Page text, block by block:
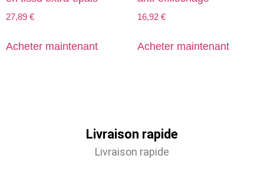
27,89 €
Acheter maintenant
16,92 €
Acheter maintenant
Livraison rapide
Livraison rapide